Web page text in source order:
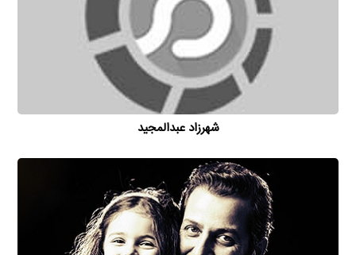
شهرزاد عبدالمجید